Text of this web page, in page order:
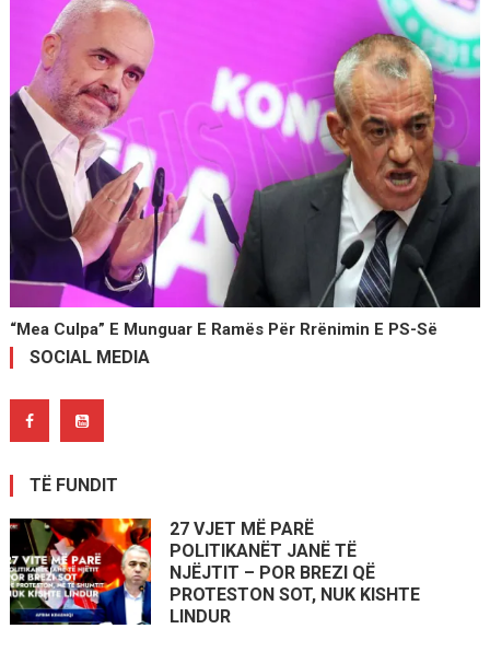
“Mea Culpa” E Munguar E Ramës Për Rrënimin E PS-Së
SOCIAL MEDIA
TË FUNDIT
27 VJET MË PARË
POLITIKANËT JANË TË
NJËJTIT – POR BREZI QË
PROTESTON SOT, NUK KISHTE
LINDUR